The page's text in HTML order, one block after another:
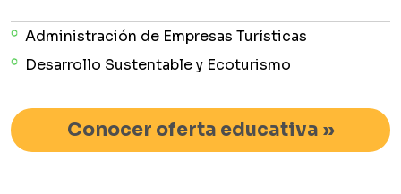
Administración de Empresas Turísticas
Desarrollo Sustentable y Ecoturismo
Conocer oferta educativa »